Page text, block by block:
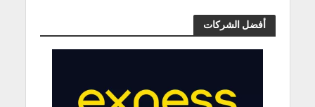
أفضل الشركات